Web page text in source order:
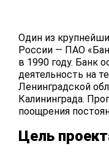
Один из
России — ПАО
в 1990 году. Банк
деятельность на
Ленинградской
Калининграда.
поощрения
Цель